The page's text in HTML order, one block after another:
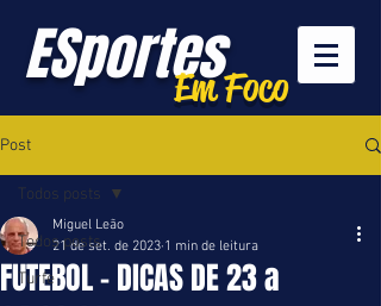
ESportesEm Foco
Post
Todos posts
Turfe
Todos posts
FUTEBOL - DICAS DE 23 a
Miguel Leão
21 de set. de 2023 1 min de leitura